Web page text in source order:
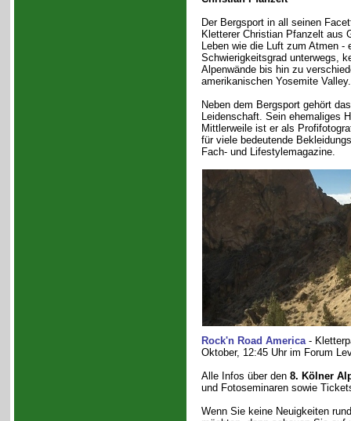
Der Bergsport in all seinen
Kletterer Christian Pfanzelt aus
Leben wie die Luft zum Atmen -
Schwierigkeitsgrad unterwegs,
Alpenwände bis hin zu
amerikanischen Yosemite Valley.
Neben dem Bergsport gehört
Leidenschaft. Sein ehemaliges
Mittlerweile ist er als
für viele bedeutende
Fach- und Lifestylemagazine.
Rock'n Road America-
Oktober, 12:45 Uhr im Forum
Alle Infos über den 8. Kölner
und Fotoseminaren sowie
Wenn Sie keine Neuigkeiten